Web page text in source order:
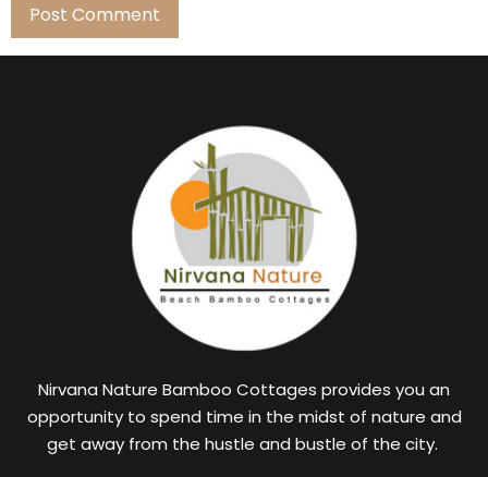
Nirvana Nature Bamboo Cottages provides you an
opportunity to spend time in the midst of nature and
get away from the hustle and bustle of the city.